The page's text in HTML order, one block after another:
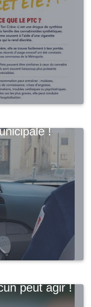
!
peut agir !